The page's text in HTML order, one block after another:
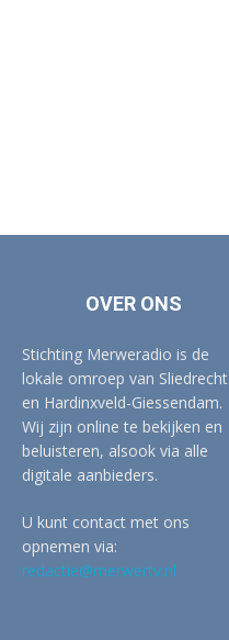
OVER ONS
Stichting Merweradio is de
lokale omroep van Sliedrecht
en Hardinxveld-Giessendam.
Wij zijn online te bekijken en
beluisteren, alsook via alle
digitale aanbieders.
U kunt contact met ons
opnemen via:
redactie@merwertv.nl